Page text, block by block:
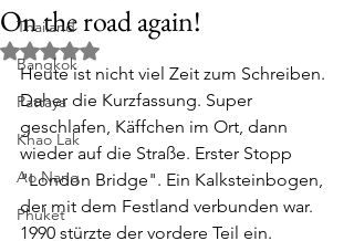
Thailand
Bangkok
Pattaya
Khao Lak
Ao Nang
Phuket
On the road again!
Mit NaN von 5 Sternen bewertet.
Heute ist nicht viel Zeit zum Schreiben.
Daher die Kurzfassung. Super
geschlafen, Käffchen im Ort, dann
wieder auf die Straße. Erster Stopp
"London Bridge". Ein Kalksteinbogen,
der mit dem Festland verbunden war.
1990 stürzte der vordere Teil ein.